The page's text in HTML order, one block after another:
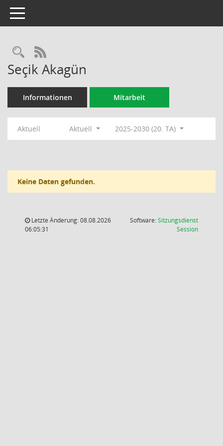
Toggle navigation
Rechercheauswahl
RSS-Feed
Seçik Akagün
Informationen Mitarbeit
Aktuell Aktuell 2025-2030 (20. TA)
Keine Daten gefunden.
Letzte Änderung: 08.08.2026
06:05:31
Software:Sitzungsdienst
Session(Wird in